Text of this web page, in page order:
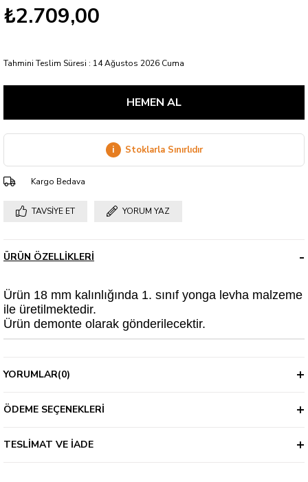
₺2.709,00
Tahmini Teslim Süresi : 14 Ağustos 2026 Cuma
i Stoklarla Sınırlıdır
Kargo Bedava
TAVSIYE ET YORUM YAZ
ÜRÜN ÖZELLIKLERI
Ürün 18 mm kalınlığında 1. sınıf yonga levha malzeme
ile üretilmektedir.
Ürün demonte olarak gönderilecektir.
YORUMLAR(0)
ÖDEME SEÇENEKLERI
TESLIMAT VE İADE